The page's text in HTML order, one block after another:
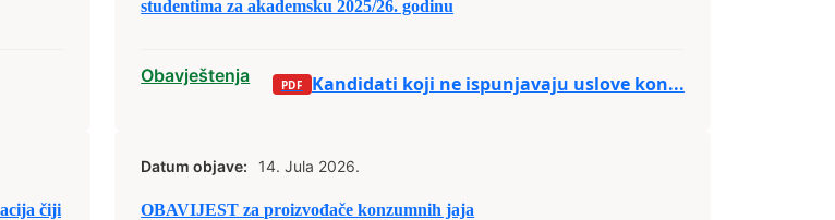
studentima za akademsku 2025/26. godinu
Obavještenja Kandidati koji ne ispunjavaju uslove kon...
čiji
Datum objave: 14. Jula 2026.
OBAVIJEST za proizvođače konzumnih jaja